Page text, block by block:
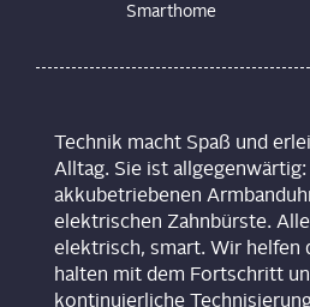
Smarthome
Technik macht Spaß und
Alltag. Sie ist
akkubetriebenen
elektrischen Zahnbürste.
elektrisch, smart. Wir helfen
halten mit dem Fortschritt
kontinuierliche